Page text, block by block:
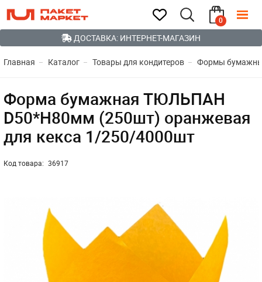
0
ДОСТАВКА: ИНТЕРНЕТ-МАГАЗИН
Главная Каталог Товары для кондитеров Формы
Форма бумажная ТЮЛЬПАН
D50*H80мм (250шт) оранжевая
для кекса 1/250/4000шт
Код товара: 36917